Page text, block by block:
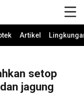
Artikel
setop
jagung